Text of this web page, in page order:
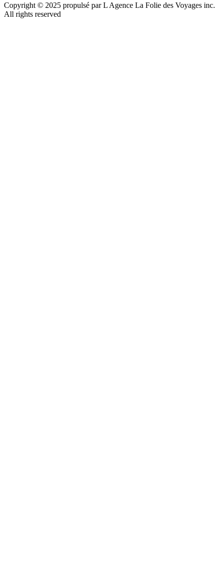
Copyright © 2025 propulsé par L Agence La Folie des Voyages inc.
All rights reserved